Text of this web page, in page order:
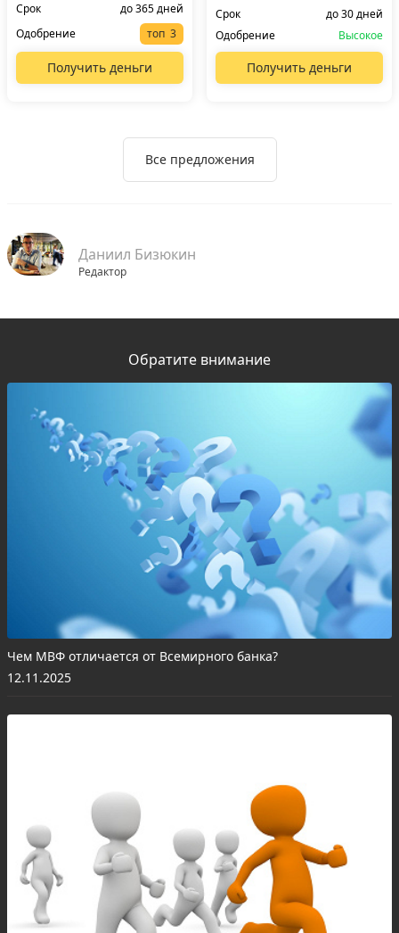
Срок
до 365 дней
Одобрение
топ
Получить деньги
Срок
до 30 дней
Одобрение
Высокое
Получить деньги
Все предложения
Даниил Бизюкин
Редактор
Обратите внимание
Чем МВФ отличается от Всемирного банка?
12.11.2025